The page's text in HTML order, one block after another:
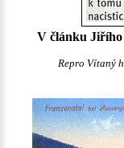
V článku Jiřího
Repro Vítaný